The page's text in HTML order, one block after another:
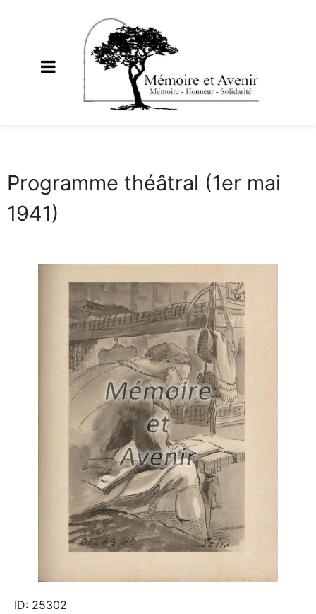
Programme théâtral (1er mai
1941)
ID: 25302